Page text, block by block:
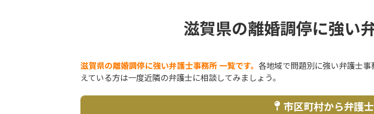
滋賀県の離婚調停に強い
滋賀県の離婚調停に強い弁護士事務所 一覧です。 各地域で問題別に強い弁護士
えている方は一度近隣の弁護士に相談してみましょう。
市区町村から弁護